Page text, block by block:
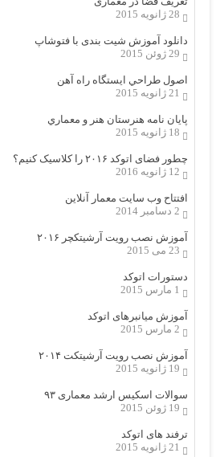
28 ژانویه 2015
دانلود آموزش شیت بندی با فتوشاپ
29 ژوئن 2015
اصول طراحي ایستگاه راه آهن
21 ژانویه 2015
پایان نامه هنرستان هنر و معماري
18 ژانویه 2015
چطور فضای اتوکد ۲۰۱۶ را کلاسیک کنیم؟
12 ژانویه 2016
افتتاح وب سایت معمار آنلاین
2 دسامبر 2014
آموزش نصب رویت آرشیتکچر ۲۰۱۶
23 می 2015
دستورات اتوکد
1 مارس 2015
آموزش میانبرهای اتوکد
2 مارس 2015
آموزش نصب رویت آرشیتکت ۲۰۱۴
19 ژانویه 2015
سوالات اسکیس ارشد معماری ۹۳
19 ژوئن 2015
ترفند های اتوکد
21 ژانویه 2015